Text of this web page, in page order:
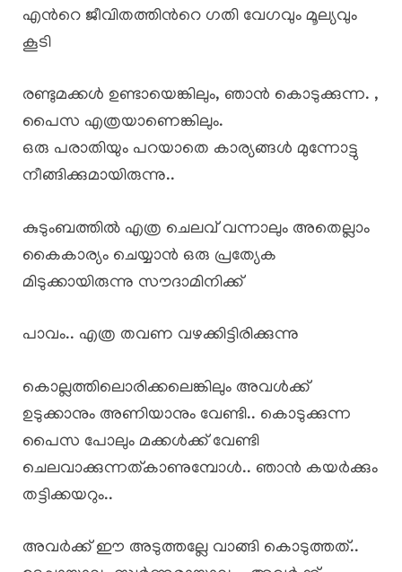
എൻറെ ജീവിതത്തിൻറെ ഗതി വേഗവും മൂല്യവും
കൂടി
രണ്ടുമക്കൾ ഉണ്ടായെങ്കിലും, ഞാൻ കൊടുക്കുന്ന. ,
പൈസ എത്രയാണെങ്കിലും.
ഒരു പരാതിയും പറയാതെ കാര്യങ്ങൾ മുന്നോട്ടു
നീങ്ങിക്കുമായിരുന്നു..
കുടുംബത്തിൽ എത്ര ചെലവ് വന്നാലും അതെല്ലാം
കൈകാര്യം ചെയ്യാൻ ഒരു പ്രത്യേക
മിടുക്കായിരുന്നു സൗദാമിനിക്ക്
പാവം.. എത്ര തവണ വഴക്കിട്ടിരിക്കുന്നു
കൊല്ലത്തിലൊരിക്കലെങ്കിലും അവൾക്ക്
ഉടുക്കാനും അണിയാനും വേണ്ടി.. കൊടുക്കുന്ന
പൈസ പോലും മക്കൾക്ക് വേണ്ടി
ചെലവാക്കുന്നത്കാണുമ്പോൾ.. ഞാൻ കയർക്കും
തട്ടിക്കയറും..
അവർക്ക് ഈ അടുത്തല്ലേ വാങ്ങി കൊടുത്തത്..